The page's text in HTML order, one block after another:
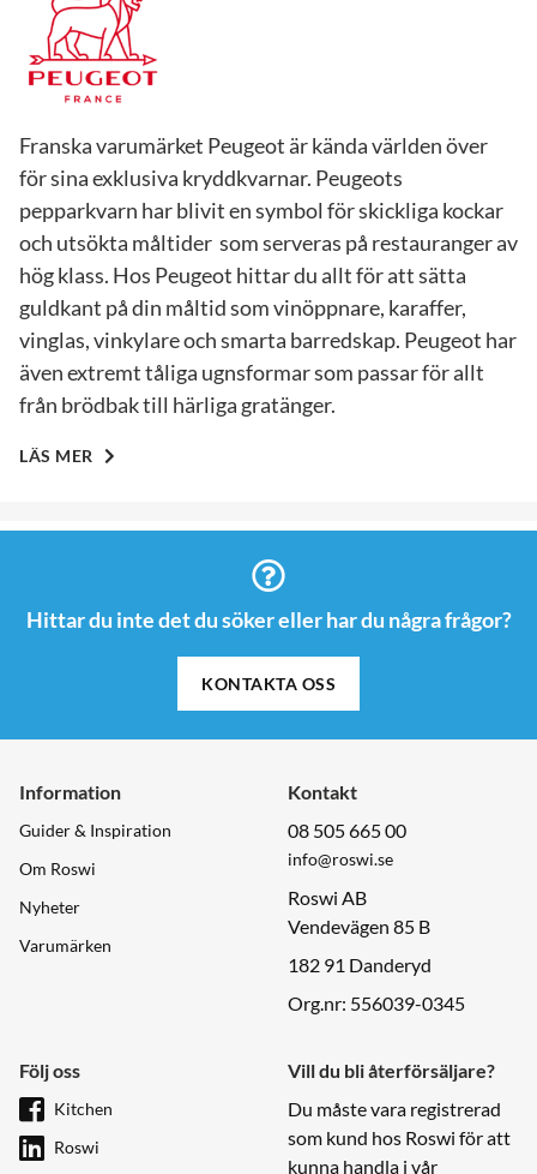
Franska varumärket Peugeot är kända världen över
för sina exklusiva kryddkvarnar. Peugeots
pepparkvarn har blivit en symbol för skickliga kockar
och utsökta måltider som serveras på restauranger av
hög klass. Hos Peugeot hittar du allt för att sätta
guldkant på din måltid som vinöppnare, karaffer,
vinglas, vinkylare och smarta barredskap. Peugeot har
även extremt tåliga ugnsformar som passar för allt
från brödbak till härliga gratänger.
LÄS MER
Hittar du inte det du söker eller har du några frågor?
KONTAKTA OSS
Information
Guider & Inspiration
Om Roswi
Nyheter
Varumärken
Kontakt
08 505 665 00
info@roswi.se
Roswi AB
Vendevägen 85 B
182 91 Danderyd
Org.nr: 556039-0345
Följ oss
Kitchen
Roswi
Vill du bli återförsäljare?
Du måste vara registrerad
som kund hos Roswi för att
kunna handla i vår